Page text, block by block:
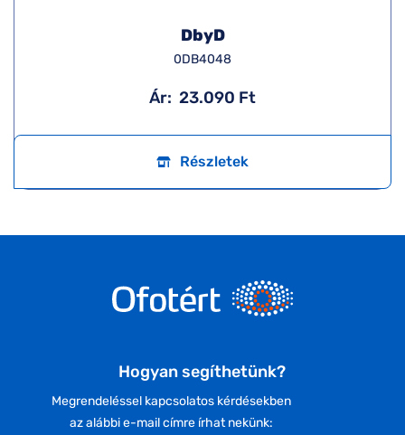
DbyD
0DB4048
Ár: 23.090 Ft
Részletek
Hogyan segíthetünk?
Megrendeléssel kapcsolatos kérdésekben
az alábbi e-mail címre írhat nekünk: